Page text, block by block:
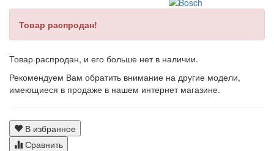
Товар распродан!
Товар распродан, и его больше нет в наличии.
Рекомендуем Вам обратить внимание на другие модели,
имеющиеся в продаже в нашем интернет магазине.
В избранное
Сравнить